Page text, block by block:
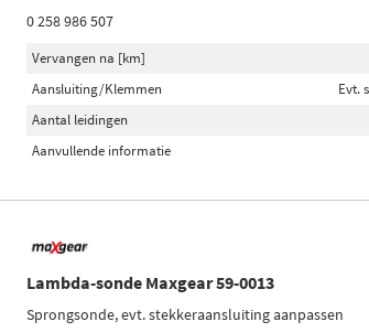
0 258 986 507
Vervangen na [km]
Aansluiting/Klemmen
Evt.
Aantal leidingen
Aanvullende informatie
Lambda-sonde Maxgear 59-0013
Sprongsonde, evt. stekkeraansluiting aanpassen